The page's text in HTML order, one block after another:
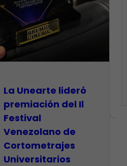
La Unearte lideró
premiación del Il
Festival
Venezolano de
Cortometrajes
Universitarios